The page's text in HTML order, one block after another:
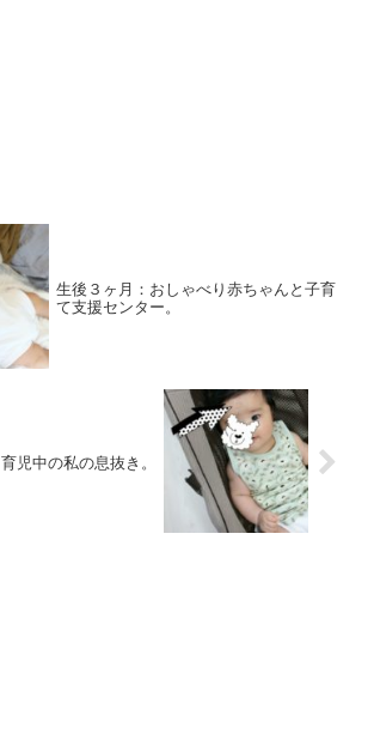
生後３ヶ月：おしゃべり赤ちゃんと子育
て支援センター。
育児中の私の息抜き。